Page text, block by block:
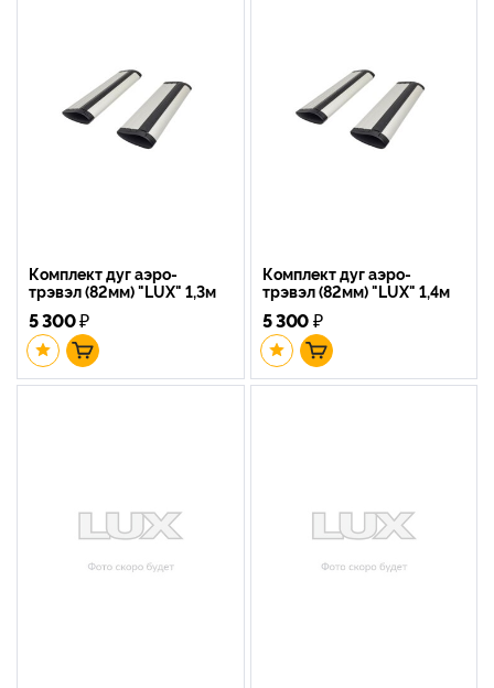
Комплект дуг аэро-
трэвэл (82мм) "LUX" 1,3м
5 300₽
Комплект дуг аэро-
трэвэл (82мм) "LUX" 1,4м
5 300₽